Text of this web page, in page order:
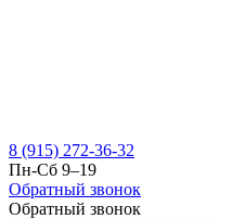
8 (915) 272-36-32
Пн-Сб 9–19
Обратный звонок
Обратный звонок